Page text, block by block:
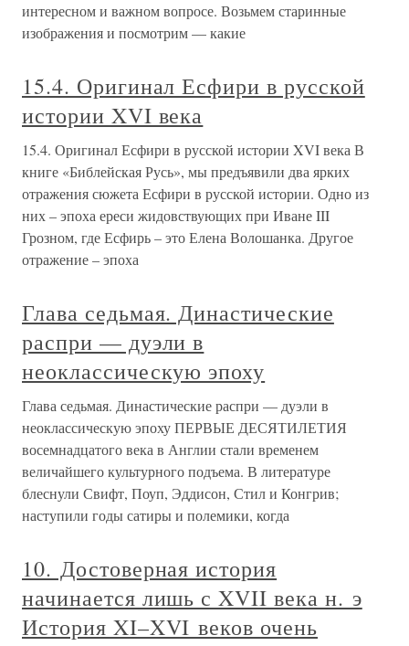
интересном и важном вопросе. Возьмем старинные
изображения и посмотрим — какие
15.4. Оригинал Есфири в русской
истории XVI века
15.4. Оригинал Есфири в русской истории XVI века В
книге «Библейская Русь», мы предъявили два ярких
отражения сюжета Есфири в русской истории. Одно из
них – эпоха ереси жидовствующих при Иване III
Грозном, где Есфирь – это Елена Волошанка. Другое
отражение – эпоха
Глава седьмая. Династические
распри — дуэли в
неоклассическую эпоху
Глава седьмая. Династические распри — дуэли в
неоклассическую эпоху ПЕРВЫЕ ДЕСЯТИЛЕТИЯ
восемнадцатого века в Англии стали временем
величайшего культурного подъема. В литературе
блеснули Свифт, Поуп, Эддисон, Стил и Конгрив;
наступили годы сатиры и полемики, когда
10. Достоверная история
начинается лишь с XVII века н. э
История XI–XVI веков очень